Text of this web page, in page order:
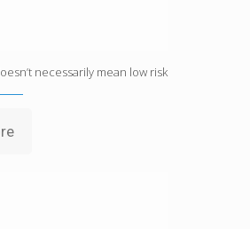
necessarily mean low risk